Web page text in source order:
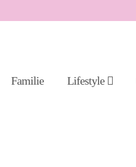
Familie Lifestyle